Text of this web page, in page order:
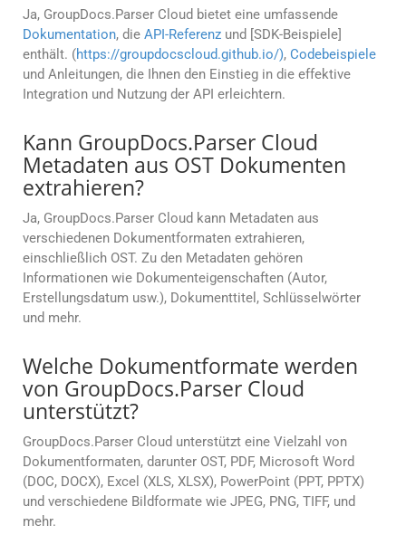
Ja, GroupDocs.Parser Cloud bietet eine umfassende
Dokumentation, die API-Referenz und [SDK-Beispiele]
enthält. (https://groupdocscloud.github.io/), Codebeispiele
und Anleitungen, die Ihnen den Einstieg in die effektive
Integration und Nutzung der API erleichtern.
Kann GroupDocs.Parser Cloud
Metadaten aus OST Dokumenten
extrahieren?
Ja, GroupDocs.Parser Cloud kann Metadaten aus
verschiedenen Dokumentformaten extrahieren,
einschließlich OST. Zu den Metadaten gehören
Informationen wie Dokumenteigenschaften (Autor,
Erstellungsdatum usw.), Dokumenttitel, Schlüsselwörter
und mehr.
Welche Dokumentformate werden
von GroupDocs.Parser Cloud
unterstützt?
GroupDocs.Parser Cloud unterstützt eine Vielzahl von
Dokumentformaten, darunter OST, PDF, Microsoft Word
(DOC, DOCX), Excel (XLS, XLSX), PowerPoint (PPT, PPTX)
und verschiedene Bildformate wie JPEG, PNG, TIFF, und
mehr.